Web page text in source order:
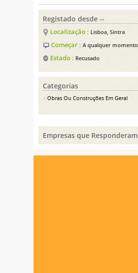
Registado desde --
Localização : Lisboa, Sintra
Começar : A qualquer momento
Estado : Recusado
Categorias
Obras Ou Construções Em Geral
Empresas que Responderam